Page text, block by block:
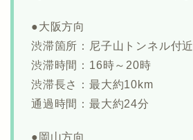
●大阪方向
渋滞箇所：尼子山トンネル付近
渋滞時間：16時～20時
渋滞長さ：最大約10km
通過時間：最大約24分
●岡山方向